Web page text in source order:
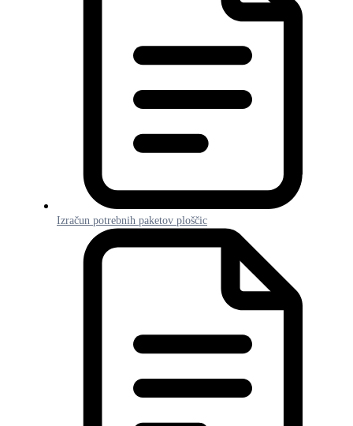
Izračun potrebnih paketov ploščic